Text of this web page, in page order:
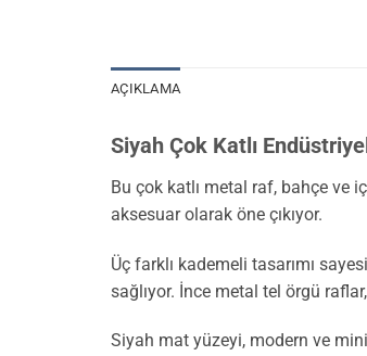
AÇIKLAMA
Siyah Çok Katlı
Bu çok katlı metal raf, bahçe ve
aksesuar olarak öne çıkıyor.
Üç farklı kademeli tasarımı
sağlıyor. İnce metal tel örgü
Siyah mat yüzeyi, modern ve